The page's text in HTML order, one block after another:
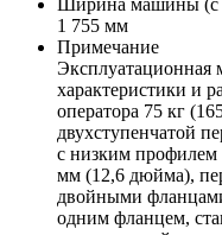
1 755 мм
Примечание
Эксплуатационная
характеристики и
оператора 75 кг
двухступенчатой
с низким
мм (12,6 дюйма),
двойными
одним фланцем,